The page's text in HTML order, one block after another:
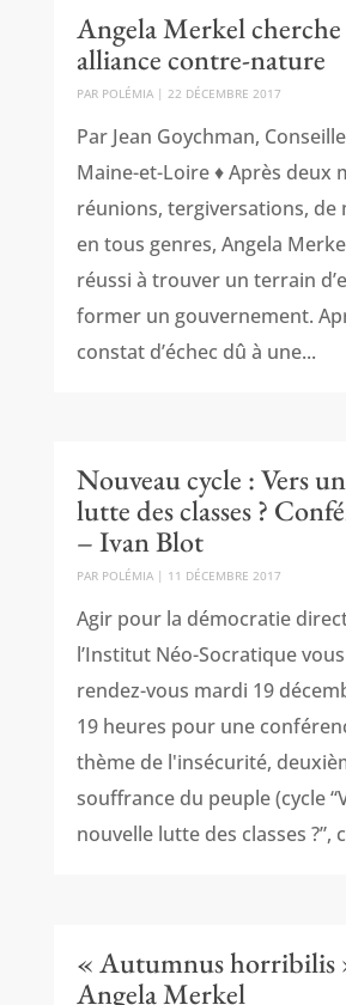
Angela Merkel
alliance contre-nature
PAR POLÉMIA| 22 DÉCEMBRE 2017
Par Jean Goychman,
Maine-et-Loire ♦ Après deux
réunions, tergiversations,
en tous genres, Angela
réussi à trouver un terrain
former un gouvernement.
constat d’échec dû à une...
Nouveau cycle : Vers
lutte des classes ?
– Ivan Blot
PAR POLÉMIA| 11 DÉCEMBRE 2017
Agir pour la démocratie
l’Institut Néo-Socratique
rendez-vous mardi 19
19 heures pour une
thème de l'insécurité,
souffrance du peuple (cycle
nouvelle lutte des classes ?”,
« Autumnus horribilis
Angela Merkel